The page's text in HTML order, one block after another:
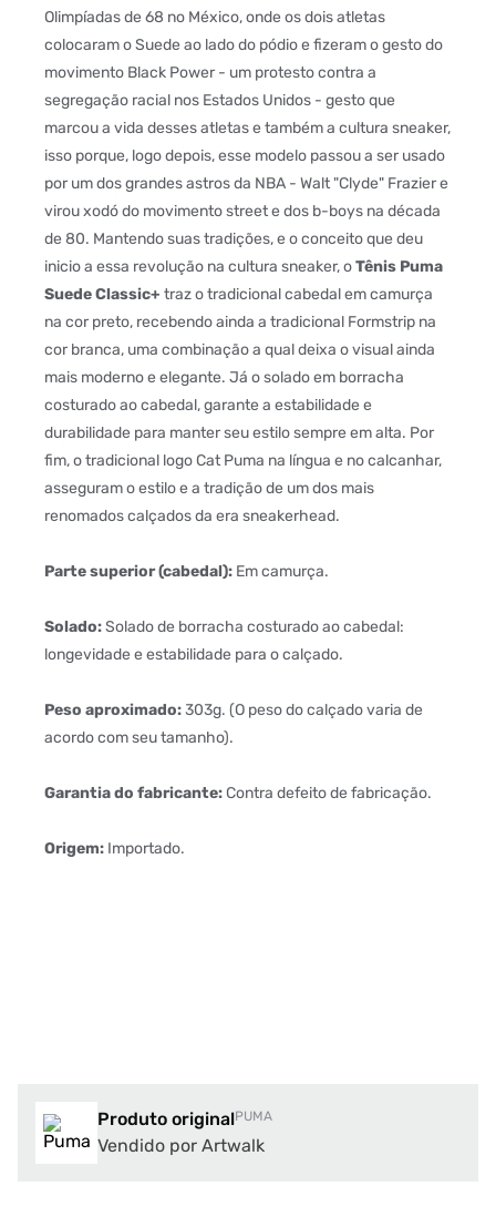
Olimpíadas de 68 no México, onde os dois atletas
colocaram o Suede ao lado do pódio e fizeram o gesto do
movimento Black Power - um protesto contra a
segregação racial nos Estados Unidos - gesto que
marcou a vida desses atletas e também a cultura sneaker,
isso porque, logo depois, esse modelo passou a ser usado
por um dos grandes astros da NBA - Walt "Clyde" Frazier e
virou xodó do movimento street e dos b-boys na década
de 80. Mantendo suas tradições, e o conceito que deu
inicio a essa revolução na cultura sneaker, oTênis Puma
Suede Classic+ traz o tradicional cabedal em camurça
na cor preto, recebendo ainda a tradicional Formstrip na
cor branca, uma combinação a qual deixa o visual ainda
mais moderno e elegante. Já o solado em borracha
costurado ao cabedal, garante a estabilidade e
durabilidade para manter seu estilo sempre em alta. Por
fim, o tradicional logo Cat Puma na língua e no calcanhar,
asseguram o estilo e a tradição de um dos mais
renomados calçados da era sneakerhead.
Parte superior (cabedal): Em camurça.
Solado:Solado de borracha costurado ao cabedal:
longevidade e estabilidade para o calçado.
Peso aproximado:303g. (O peso do calçado varia de
acordo com seu tamanho).
Garantia do fabricante:Contra defeito de fabricação.
Origem: Importado.
Produto originalPUMA
Vendido por Artwalk